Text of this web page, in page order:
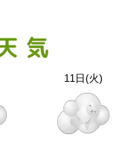
11日(火)